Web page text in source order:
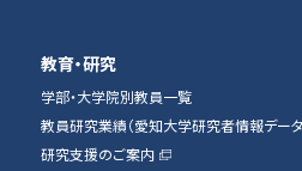
教育・研究
学部・大学院別教員一覧
教員研究業績（愛知大学研究者情報データ
研究支援のご案内